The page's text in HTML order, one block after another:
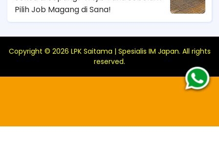
Pilih Job Magang di Sana!
Copyright © 2026 LPK Saitama | Spesialis IM Japan. All rights
reserved.